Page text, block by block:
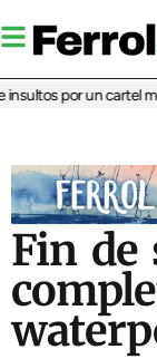
por un cartel
Fin de